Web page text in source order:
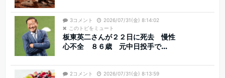
3コメント
2026/07/31(金) 8:14:02
このトピをミュート
板東英二さんが２２日に死去 慢性
心不全 ８６歳 元中日投手で...
2コメント
2026/07/31(金) 8:13:59